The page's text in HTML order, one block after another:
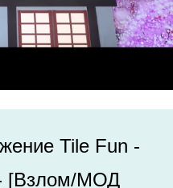
Tile Fun -
[Взлом/МОД